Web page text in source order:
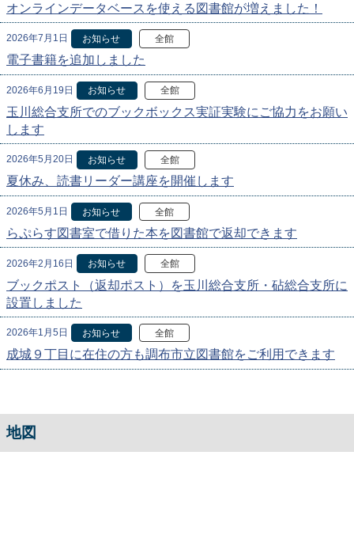
オンラインデータベースを使える図書館が増えました！
2026年7月1日 お知らせ 全館
電子書籍を追加しました
2026年6月19日 お知らせ 全館
玉川総合支所でのブックボックス実証実験にご協力をお願い
します
2026年5月20日 お知らせ 全館
夏休み、読書リーダー講座を開催します
2026年5月1日 お知らせ 全館
らぷらす図書室で借りた本を図書館で返却できます
2026年2月16日 お知らせ 全館
ブックポスト（返却ポスト）を玉川総合支所・砧総合支所に
設置しました
2026年1月5日 お知らせ 全館
成城９丁目に在住の方も調布市立図書館をご利用できます
地図